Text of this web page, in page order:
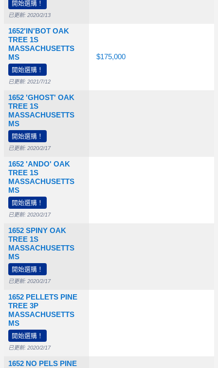
開始選購！
已更新: 2020/2/13
1652'IN'BOT OAK
TREE 1S
MASSACHUSETTS
MS
開始選購！
已更新: 2021/7/12
1652 'GHOST' OAK
TREE 1S
MASSACHUSETTS
MS
開始選購！
已更新: 2020/2/17
1652 'ANDO' OAK
TREE 1S
MASSACHUSETTS
MS
開始選購！
已更新: 2020/2/17
1652 SPINY OAK
TREE 1S
MASSACHUSETTS
MS
開始選購！
已更新: 2020/2/17
1652 PELLETS PINE
TREE 3P
MASSACHUSETTS
MS
開始選購！
已更新: 2020/2/17
1652 NO PELS PINE
$55,000 $175,000
$45,000